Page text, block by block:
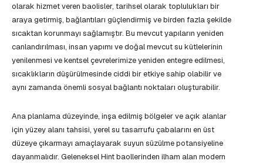
olarak hizmet veren baolisler, tarihsel olarak toplulukları bir
araya getirmiş, bağlantıları güçlendirmiş ve birden fazla şekilde
sıcaktan korunmayı sağlamıştır. Bu mevcut yapıların yeniden
canlandırılması, insan yapımı ve doğal mevcut su kütlelerinin
yenilenmesi ve kentsel çevrelerimize yeniden entegre edilmesi,
sıcaklıkların düşürülmesinde ciddi bir etkiye sahip olabilir ve
aynı zamanda önemli sosyal bağlantı noktaları oluşturabilir.
Ana planlama düzeyinde, inşa edilmiş bölgeler ve açık alanlar
için yüzey alanı tahsisi, yerel su tasarrufu çabalarını en üst
düzeye çıkarmayı amaçlayarak suyun süzülme potansiyeline
dayanmalıdır. Geleneksel Hint baollerinden ilham alan modern